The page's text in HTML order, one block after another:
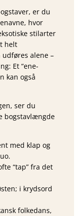
er du
hvor
stilarter
helt
udføres alene –
Et “ene­
kan også
ser du
bogstavlængde
med klap og
“tap” fra det
i krydsord
folkedans,